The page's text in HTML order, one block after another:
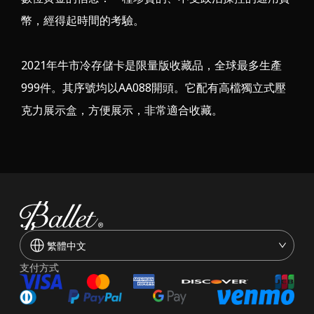
幣，經得起時間的考驗。
2021年牛市冷存儲卡是限量版收藏品，全球最多生產
999件。其序號均以AA088開頭。它配有高檔獨立式壓
克力展示盒，方便展示，非常適合收藏。
繁體中文
支付方式